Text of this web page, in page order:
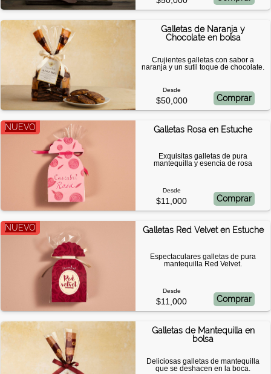
Galletas de Naranja y
Chocolate en bolsa
Crujientes galletas con sabor a
naranja y un sutil toque de chocolate.
Desde
$50,000 Comprar
NUEVO Galletas Rosa en Estuche
Exquisitas galletas de pura
mantequilla y esencia de rosa
Desde
$11,000 Comprar
NUEVO Galletas Red Velvet en Estuche
Espectaculares galletas de pura
mantequilla Red Velvet.
Desde
$11,000 Comprar
Galletas de Mantequilla en
bolsa
Deliciosas galletas de mantequilla
que se deshacen en la boca.